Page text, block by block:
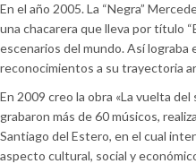
En el año 2005. La “Negra”
una chacarera que lleva por título
escenarios del mundo. Así lograba
reconocimientos a su trayectoria
En 2009 creo la obra «La vuelta
grabaron más de 60 músicos,
Santiago del Estero, en el cual
aspecto cultural, social y